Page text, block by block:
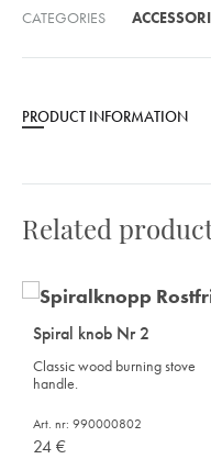
CATEGORIES
PRODUCT INFORMATION
Related
Spiral knob Nr 2
Classic wood burning stove
handle.
Art. nr: 990000802
24€